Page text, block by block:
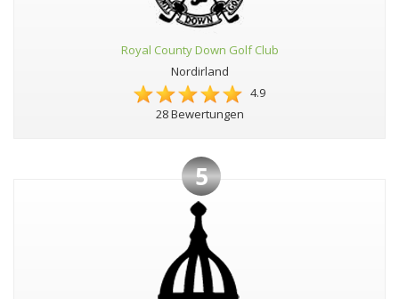
Royal County Down Golf Club
Nordirland
4.9
28 Bewertungen
5